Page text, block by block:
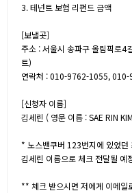
3. 테넌트 보험 리펀드 금액
[보낼곳]
주소 : 서울시 송파구 올림픽로
트)
연락처 : 010-9762-1055,
[신청자 이름]
김세린 ( 영문 이름 : SAE RIN
* 노스밴쿠버 123번지에 있었던
김세린 이름으로 체크 전달될 예
** 체크 받으시면 저에게 이메일